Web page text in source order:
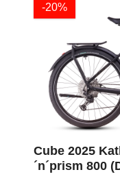
-20%
Cube 2025
´n´prism 800